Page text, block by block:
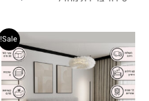
Sale!